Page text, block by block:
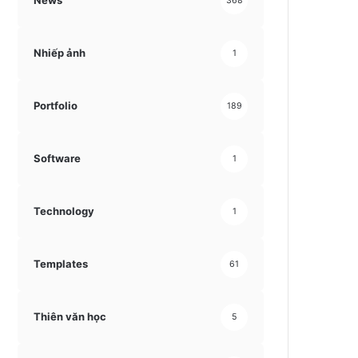
Nhiếp ảnh 1
Portfolio 189
Software 1
Technology 1
Templates 61
Thiên văn học 5